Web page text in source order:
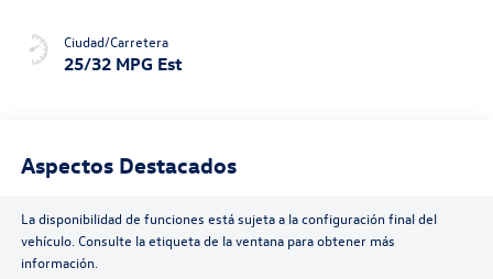
Ciudad/Carretera
25/32 MPG Est
Aspectos Destacados
La disponibilidad de funciones está sujeta a la configuración final del
vehículo. Consulte la etiqueta de la ventana para obtener más
información.